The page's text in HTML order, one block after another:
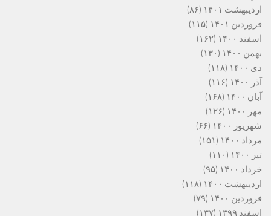
اردیبهشت ۱۴۰۱
(۸۶)
فروردین ۱۴۰۱
(۱۱۵)
اسفند ۱۴۰۰
(۱۶۲)
بهمن ۱۴۰۰
(۱۳۰)
دی ۱۴۰۰
(۱۱۸)
آذر ۱۴۰۰
(۱۱۶)
آبان ۱۴۰۰
(۱۶۸)
مهر ۱۴۰۰
(۱۲۶)
شهریور ۱۴۰۰
(۶۶)
مرداد ۱۴۰۰
(۱۵۱)
تیر ۱۴۰۰
(۱۱۰)
خرداد ۱۴۰۰
(۹۵)
اردیبهشت ۱۴۰۰
(۱۱۸)
فروردین ۱۴۰۰
(۷۹)
اسفند ۱۳۹۹
(۱۳۷)